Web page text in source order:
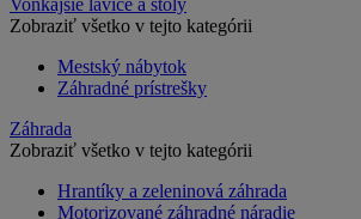
Vonkajšie lavice a stoly
Zobraziť všetko v tejto kategórii
Mestský nábytok
Záhradné prístrešky
Záhrada
Zobraziť všetko v tejto kategórii
Hrantíky a zeleninová záhrada
Motorizované záhradné náradie